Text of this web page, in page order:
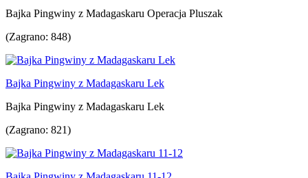
Bajka Pingwiny z Madagaskaru Operacja Pluszak
(Zagrano: 848)
Bajka Pingwiny z Madagaskaru Lek
Bajka Pingwiny z Madagaskaru Lek
(Zagrano: 821)